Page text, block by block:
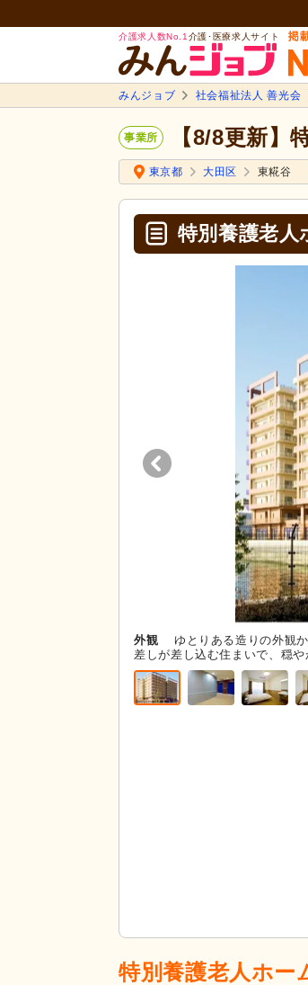
介護求人数No.1 介護･医療求人サイト
みんジョブ 社会福祉法人 善光会
事業所 【8/8更新】
東京都 大田区 東糀谷
特別養護老人
外観
ゆとりある造りの外観
差しが差し込む住まいで、穏
特別養護老人ホー